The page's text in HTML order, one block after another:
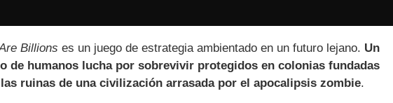
Billions es un juego de estrategia ambientado en un futuro lejano. Un
de humanos lucha por sobrevivir protegidos en colonias fundadas
ruinas de una civilización arrasada por el apocalipsis zombie.